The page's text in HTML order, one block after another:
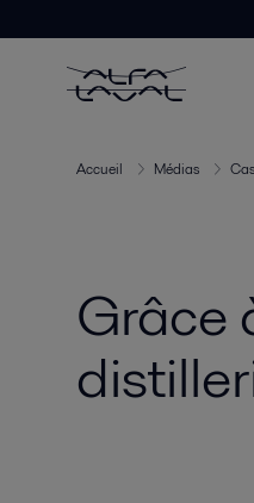
Accueil Médias
Grâce